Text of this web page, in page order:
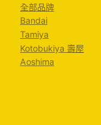
全部品牌
Bandai
Tamiya
Kotobukiya 壽屋
Aoshima